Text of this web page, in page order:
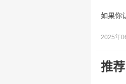
如果你
2025年
推